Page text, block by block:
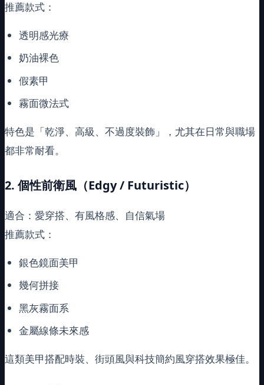
推薦款式：
透明感光療
奶油裸色
假素甲
霧面微法式
特色是「乾淨、高級、不過度裝飾」，尤其在日常與職場
都非常耐看。
2. 個性前衛風（Edgy / Futuristic）
適合：愛穿搭、有風格感、自信氣場
推薦款式：
銀色鏡面美甲
幾何拼接
黑灰霧面系
金屬線條未來感
這類美甲搭配時裝、街頭風與科技簡約風穿搭效果極佳。